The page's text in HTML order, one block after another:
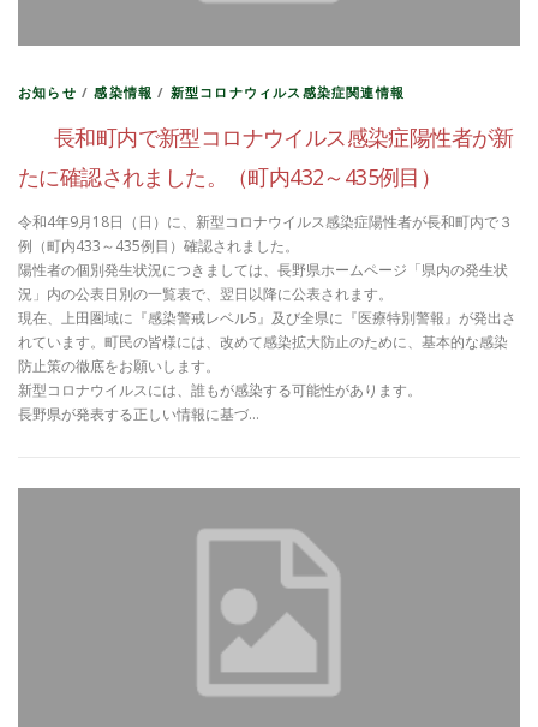
お知らせ /感染情報 / 新型コロナウィルス感染症関連情報
長和町内で新型コロナウイルス感染症陽性者が新
たに確認されました。（町内432～435例目）
令和4年9月18日（日）に、新型コロナウイルス感染症陽性者が長和町内で３
例（町内433～435例目）確認されました。
陽性者の個別発生状況につきましては、長野県ホームページ「県内の発生状
況」内の公表日別の一覧表で、翌日以降に公表されます。
現在、上田圏域に『感染警戒レベル5』及び全県に『医療特別警報』が発出さ
れています。町民の皆様には、改めて感染拡大防止のために、基本的な感染
防止策の徹底をお願いします。
新型コロナウイルスには、誰もが感染する可能性があります。
長野県が発表する正しい情報に基づ…